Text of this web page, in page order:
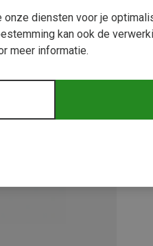
diensten voor je
kan ook de
meer informatie.